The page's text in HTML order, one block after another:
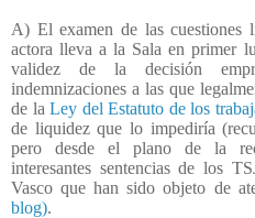
A) El examen de las cuestiones
actora lleva a la Sala en primer
validez de la decisión
indemnizaciones a las que
de la Ley del Estatuto de los
de liquidez que lo impediría
pero desde el plano de la
interesantes sentencias de los
Vasco que han sido objeto de
blog).